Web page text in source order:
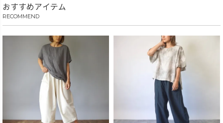
おすすめアイテム
RECOMMEND